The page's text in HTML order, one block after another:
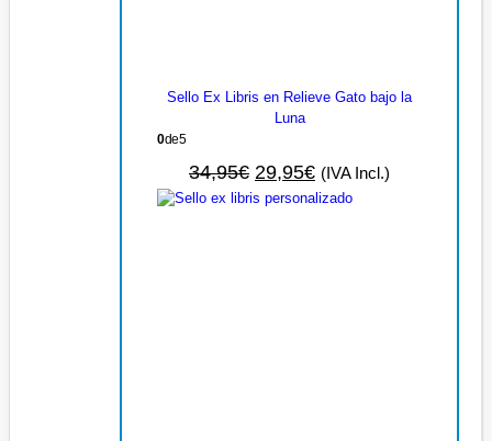
Sello Ex Libris en Relieve Gato bajo la
Luna
0de 5
34,95€ 29,95€ (IVA Incl.)